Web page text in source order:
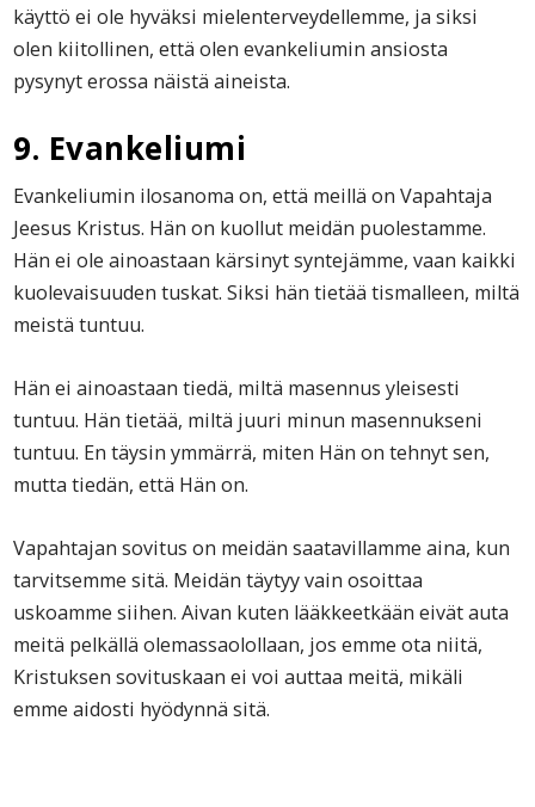
käyttö ei ole hyväksi mielenterveydellemme, ja siksi
olen kiitollinen, että olen evankeliumin ansiosta
pysynyt erossa näistä aineista.
9. Evankeliumi
Evankeliumin ilosanoma on, että meillä on Vapahtaja
Jeesus Kristus. Hän on kuollut meidän puolestamme.
Hän ei ole ainoastaan kärsinyt syntejämme, vaan kaikki
kuolevaisuuden tuskat. Siksi hän tietää tismalleen, miltä
meistä tuntuu.
Hän ei ainoastaan tiedä, miltä masennus yleisesti
tuntuu. Hän tietää, miltä juuri minun masennukseni
tuntuu. En täysin ymmärrä, miten Hän on tehnyt sen,
mutta tiedän, että Hän on.
Vapahtajan sovitus on meidän saatavillamme aina, kun
tarvitsemme sitä. Meidän täytyy vain osoittaa
uskoamme siihen. Aivan kuten lääkkeetkään eivät auta
meitä pelkällä olemassaolollaan, jos emme ota niitä,
Kristuksen sovituskaan ei voi auttaa meitä, mikäli
emme aidosti hyödynnä sitä.